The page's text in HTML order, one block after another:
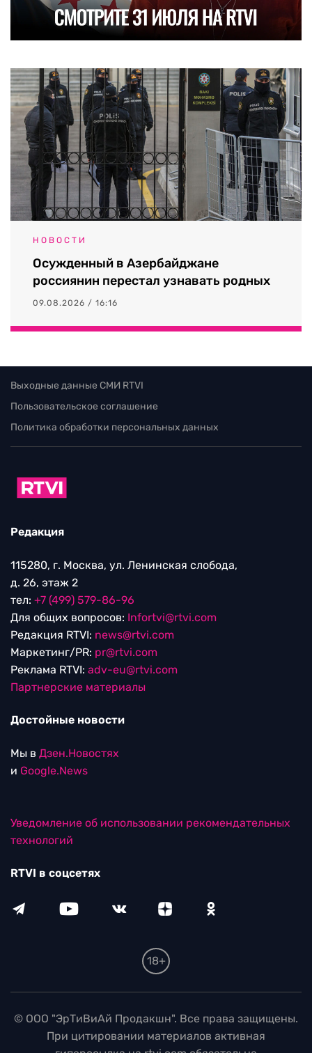
НОВОСТИ
Осужденный в Азербайджане
россиянин перестал узнавать родных
09.08.2026 / 16:16
Выходные данные СМИ RTVI
Пользовательское соглашение
Политика обработки персональных данных
Редакция
115280, г. Москва, ул. Ленинская слобода,
д. 26, этаж 2
тел: +7 (499) 579-86-96
Для общих вопросов: Infortvi@rtvi.com
Редакция RTVI: news@rtvi.com
Маркетинг/PR: pr@rtvi.com
Реклама RTVI: adv-eu@rtvi.com
Партнерские материалы
Достойные новости
Мы в Дзен.Новостях
и Google.News
Уведомление об использовании рекомендательных
технологий
RTVI в соцсетях
18+
© ООО "ЭрТиВиАй Продакшн". Все права защищены.
При цитировании материалов активная